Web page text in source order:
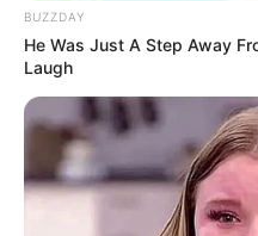
BUZZDAY
He Was Just A Step Away
Laugh